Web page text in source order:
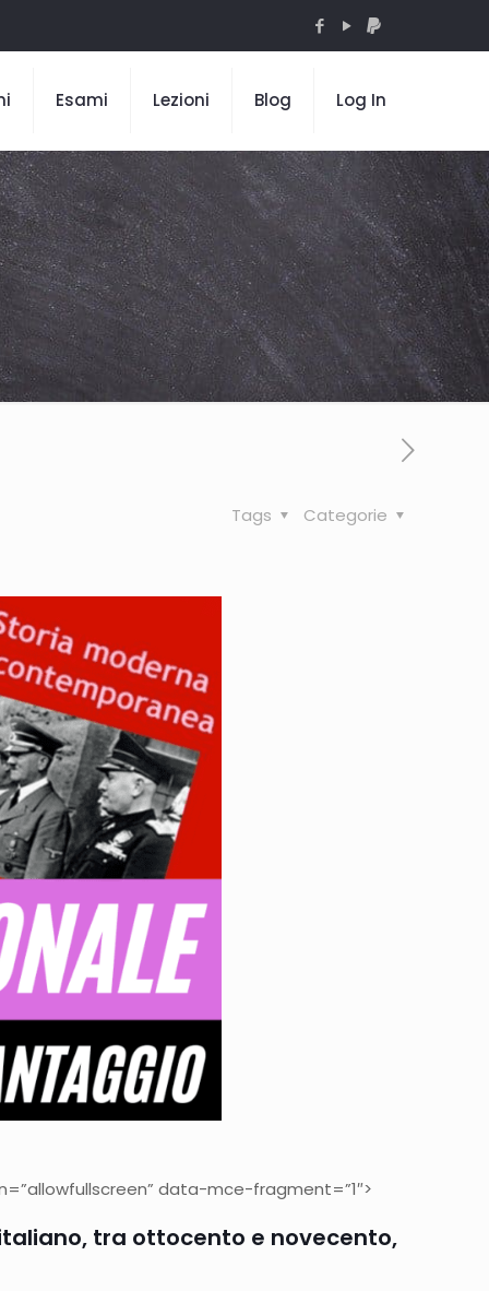
Esami Lezioni Blog Log In
Categorie
Tags
data-mce-fragment=”1″>
tra ottocento e novecento,